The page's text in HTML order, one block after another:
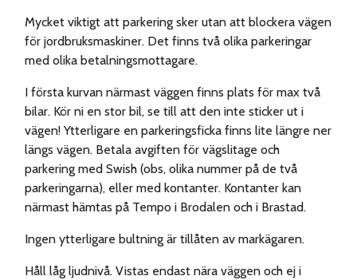
Mycket viktigt att parkering sker utan att blockera vägen
för jordbruksmaskiner. Det finns två olika parkeringar
med olika betalningsmottagare.
I första kurvan närmast väggen finns plats för max två
bilar. Kör ni en stor bil, se till att den inte sticker ut i
vägen! Ytterligare en parkeringsficka finns lite längre ner
längs vägen. Betala avgiften för vägslitage och
parkering med Swish (obs, olika nummer på de två
parkeringarna), eller med kontanter. Kontanter kan
närmast hämtas på Tempo i Brodalen och i Brastad.
Ingen ytterligare bultning är tillåten av markägaren.
Håll låg ljudnivå. Vistas endast nära väggen och ej i